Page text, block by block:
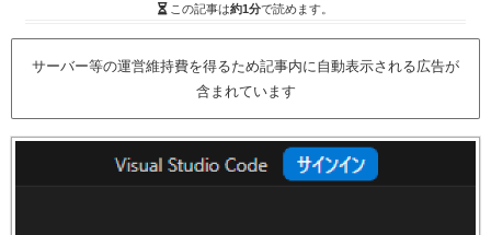
この記事は約1分で読めます。
サーバー等の運営維持費を得るため記事内に自動表示される広告が
含まれています